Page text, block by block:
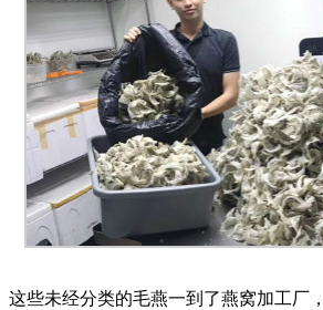
这些未经分类的毛燕一到了燕窝加工厂